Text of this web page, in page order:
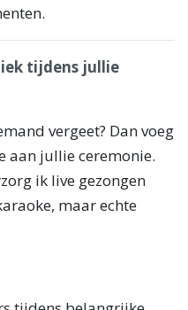
tijdens jullie
vergeet? Dan voeg
aan jullie ceremonie.
ik live gezongen
maar echte